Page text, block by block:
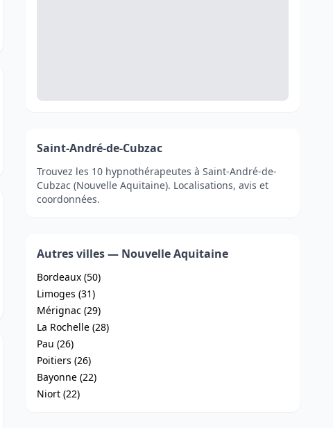
Saint-André-de-Cubzac
Trouvez les 10 hypnothérapeutes à Saint-André-de-
Cubzac (Nouvelle Aquitaine). Localisations, avis et
coordonnées.
Autres villes — Nouvelle Aquitaine
Bordeaux (50)
Limoges (31)
Mérignac (29)
La Rochelle (28)
Pau (26)
Poitiers (26)
Bayonne (22)
Niort (22)